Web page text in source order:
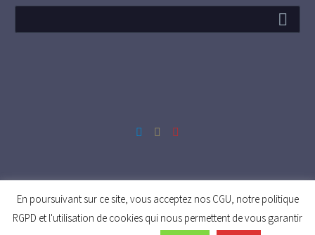
Mentions Légales et RGPD
En poursuivant sur ce site, vous acceptez nos CGU, notre politique
RGPD et l'utilisation de cookies qui nous permettent de vous garantir